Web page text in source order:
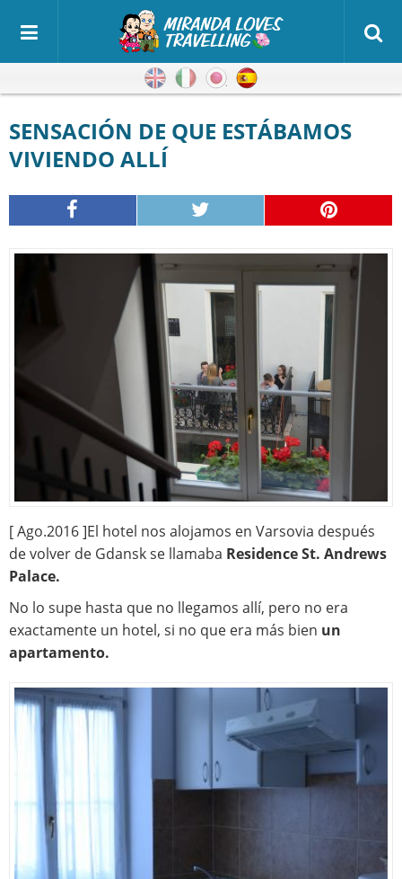
Inglés ItalianoJaponés
SENSACIÓN DE QUE ESTÁBAMOS
VIVIENDO ALLÍ
[ Ago.2016 ]El hotel nos alojamos en Varsovia después
de volver de Gdansk se llamaba Residence St. Andrews
Palace.
No lo supe hasta que no llegamos allí, pero no era
exactamente un hotel, si no que era más bien un
apartamento.